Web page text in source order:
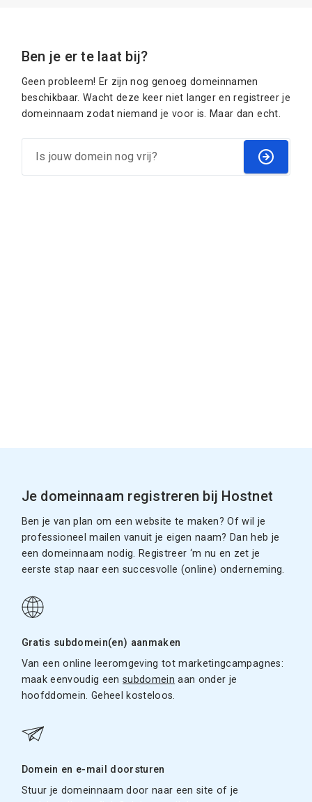
Ben je er te laat bij?
Geen probleem! Er zijn nog genoeg domeinnamen
beschikbaar. Wacht deze keer niet langer en registreer je
domeinnaam zodat niemand je voor is. Maar dan echt.
Je domeinnaam registreren bij Hostnet
Ben je van plan om een website te maken? Of wil je
professioneel mailen vanuit je eigen naam? Dan heb je
een domeinnaam nodig. Registreer ‘m nu en zet je
eerste stap naar een succesvolle (online) onderneming.
Gratis subdomein(en) aanmaken
Van een online leeromgeving tot marketingcampagnes:
maak eenvoudig eensubdomein aan onder je
hoofddomein. Geheel kosteloos.
Domein en e-mail doorsturen
Stuur je domeinnaam door naar een site of je